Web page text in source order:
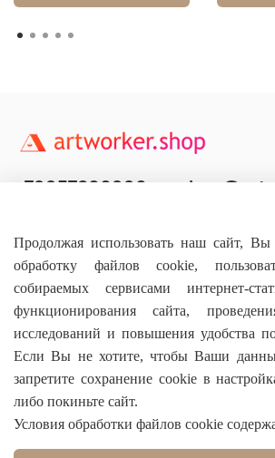
Основное
О магазине
Информация
+79957800990
Продолжая использовать наш сайт, Вы
обработку файлов cookie,
собираемых сервисами интернет-
функционирования сайта,
исследований и повышения удобства
Если Вы не хотите, чтобы Ваши
запретите сохранение cookie в
либо покиньте сайт.
Условия обработки файлов cookie